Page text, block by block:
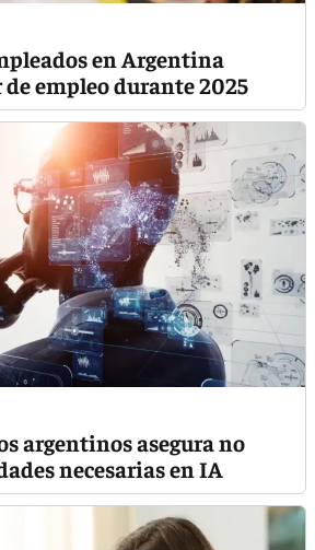
en Argentina
empleo durante 2025
argentinos asegura no
necesarias en IA